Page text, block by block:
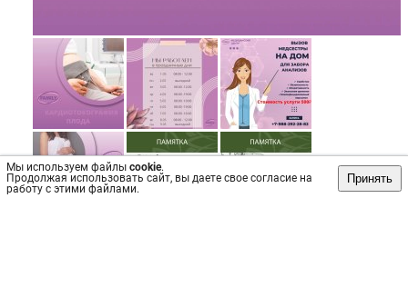
Мы используем файлы cookie.
Продолжая использовать сайт, вы даете свое согласие на
работу с этими файлами.
Принять